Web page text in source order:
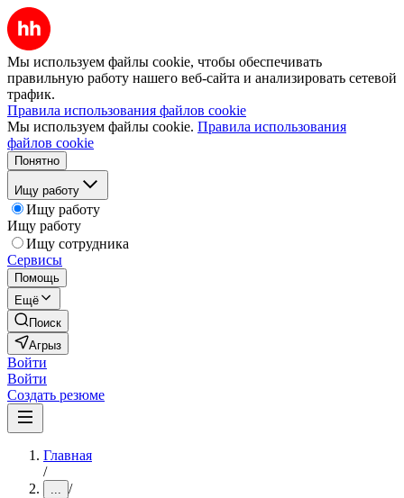
Мы используем файлы cookie, чтобы обеспечивать
правильную работу нашего веб-сайта и анализировать сетевой
трафик.
Правила использования файлов cookie
Мы используем файлы cookie. Правила использования
файлов cookie
Понятно
Ищу работу
Ищу работу
Ищу работу
Ищу сотрудника
Сервисы
Помощь
Ещё
Поиск
Агрыз
Войти
Войти
Создать резюме
Главная
/
... /